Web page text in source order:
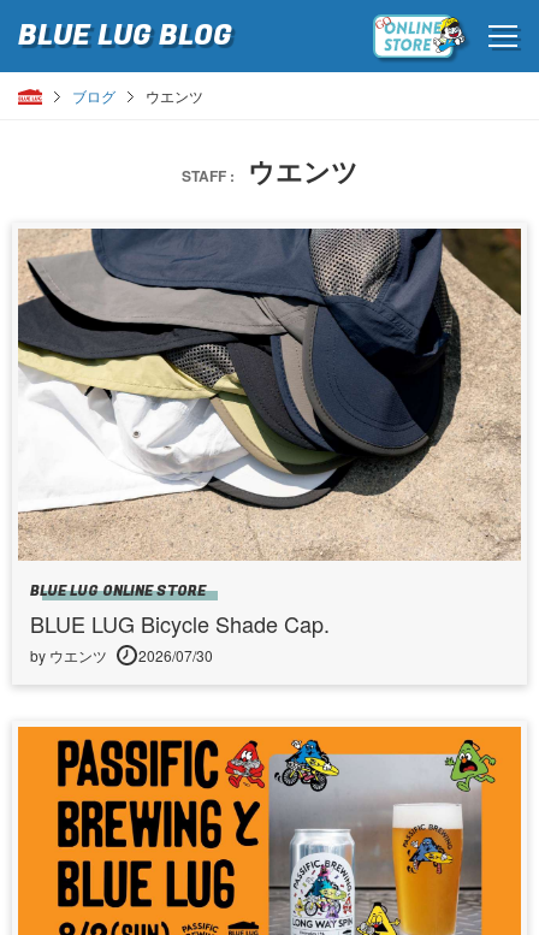
BLUE LUGBLOG
ブログ ウエンツ
STAFF : ウエンツ
BLUE LUG ONLINE STORE
BLUE LUG Bicycle Shade Cap.
by ウエンツ 2026/07/30